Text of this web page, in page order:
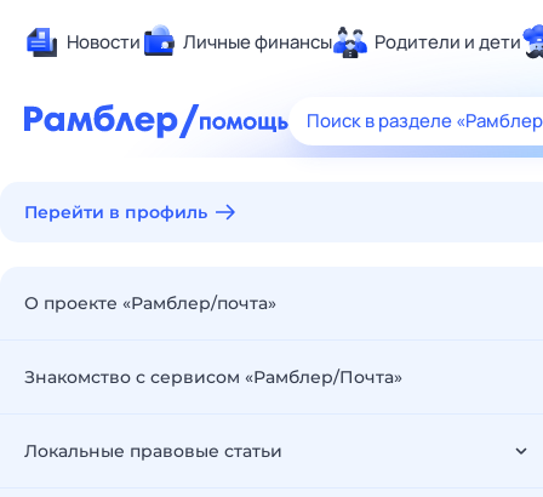
Новости Личные финансы Родители и дети
Здоровье
Развлечения
Поиск в разделе
Перейти в профиль
О проекте «Рамблер/почта»
Знакомство с сервисом «Рамблер/Почта»
Локальные правовые статьи